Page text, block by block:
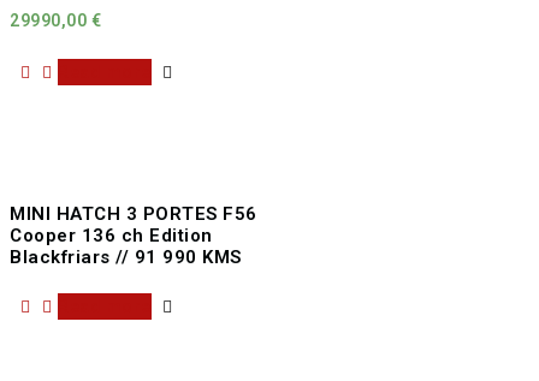
29990,00 €
MINI HATCH 3 PORTES F56
Cooper 136 ch Edition
Blackfriars // 91 990 KMS